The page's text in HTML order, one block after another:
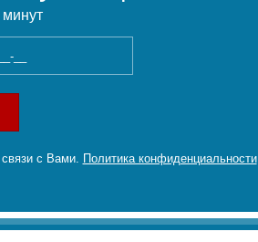
с Вами. Политика конфиденциальности